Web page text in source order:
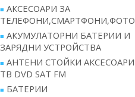
АКСЕСОАРИ ЗА
ТЕЛЕФОНИ,СМАРТФОНИ,ФОТО
АКУМУЛАТОРНИ БАТЕРИИ И
ЗАРЯДНИ УСТРОЙСТВА
АНТЕНИ СТОЙКИ АКСЕСОАРИ
ТВ DVD SAT FM
БАТЕРИИ